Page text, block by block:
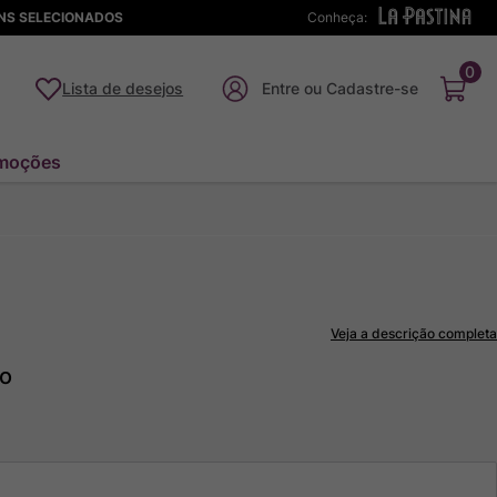
Conheça:
SELECIONADOS
Lista de desejos
0
Veja a descrição completa